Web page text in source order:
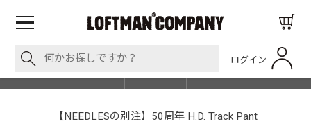
ログイン
SHOP LIST
【NEEDLESの別注】50周年 H.D. Track Pant